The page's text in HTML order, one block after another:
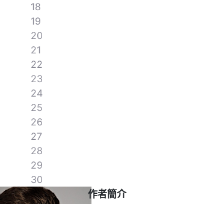
18
19
20
21
22
23
24
25
26
27
28
29
30
作者簡介